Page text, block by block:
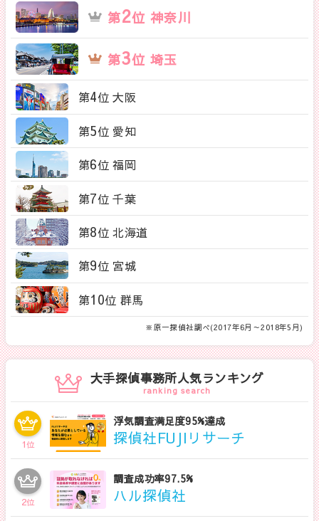
第2位 神奈川
第3位 埼玉
第4位 大阪
第5位 愛知
第6位 福岡
第7位 千葉
第8位 北海道
第9位 宮城
第10位 群馬
※原一探偵社調べ(2017年6月～2018年5月)
大手探偵事務所人気ランキング
ranking search
1位
浮気調査満足度95%達成
探偵社FUJIリサーチ
2位
調査成功率97.5%
ハル探偵社